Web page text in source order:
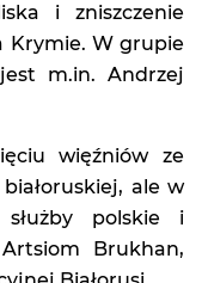
i zniszczenie
Krymie. W grupie
m.in. Andrzej
więźniów ze
ale w
polskie i
Brukhan,